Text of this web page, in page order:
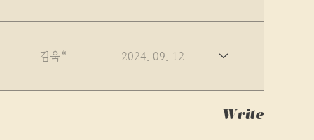
김욱* 2024. 09. 12
Write